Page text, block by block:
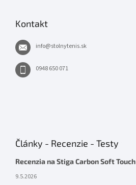
Kontakt
info@stolnytenis.sk
0948 650 071
Články - Recenzie - Testy
Recenzia na Stiga Carbon Soft Touch
9.5.2026